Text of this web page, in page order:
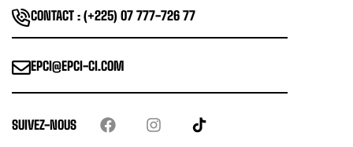
CONTACT : (+225) 07 777-726 77
EPCI@EPCI-CI.COM
SUIVEZ-NOUS